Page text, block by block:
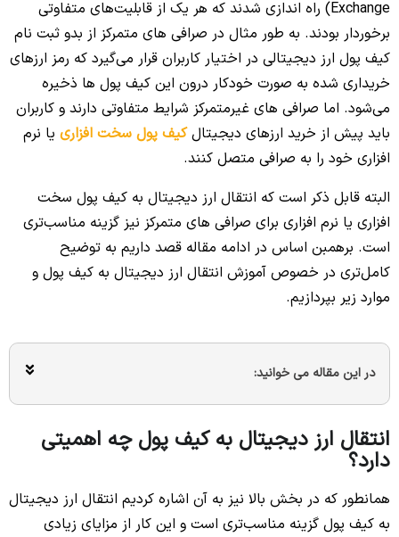
Exchange) راه اندازی شدند که هر یک از قابلیت‌های متفاوتی
برخوردار بودند. به طور مثال در صرافی های متمرکز از بدو ثبت نام
کیف پول ارز دیجیتالی در اختیار کاربران قرار می‌گیرد که رمز ارزهای
خریداری شده به صورت خودکار درون این کیف پول ها ذخیره
می‌شود. اما صرافی های غیرمتمرکز شرایط متفاوتی دارند و کاربران
باید پیش از خرید ارزهای دیجیتالکیف پول سخت افزاری یا نرم
افزاری خود را به صرافی متصل کنند.
البته قابل ذکر است که انتقال ارز دیجیتال به کیف پول سخت
افزاری یا نرم افزاری برای صرافی های متمرکز نیز گزینه مناسب‌تری
است. برهمبن اساس در ادامه مقاله قصد داریم به توضیح
کامل‌تری در خصوص آموزش انتقال ارز دیجیتال به کیف پول و
موارد زیر بپردازیم.
در این مقاله می خوانید:
انتقال ارز دیجیتال به کیف پول چه اهمیتی
دارد؟
همانطور که در بخش بالا نیز به آن اشاره کردیم انتقال ارز دیجیتال
به کیف پول گزینه مناسب‌تری است و این کار از مزایای زیادی